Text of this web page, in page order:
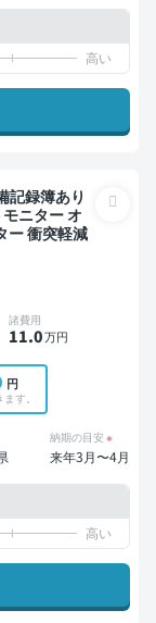
ニター オ
ー 衝突軽減
諸費用
11.0万円
円
す。
納期の目安 ※
来年3月〜4月